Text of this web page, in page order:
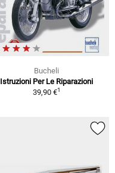
Bucheli
Istruzioni Per Le Riparazioni
39,90 €1